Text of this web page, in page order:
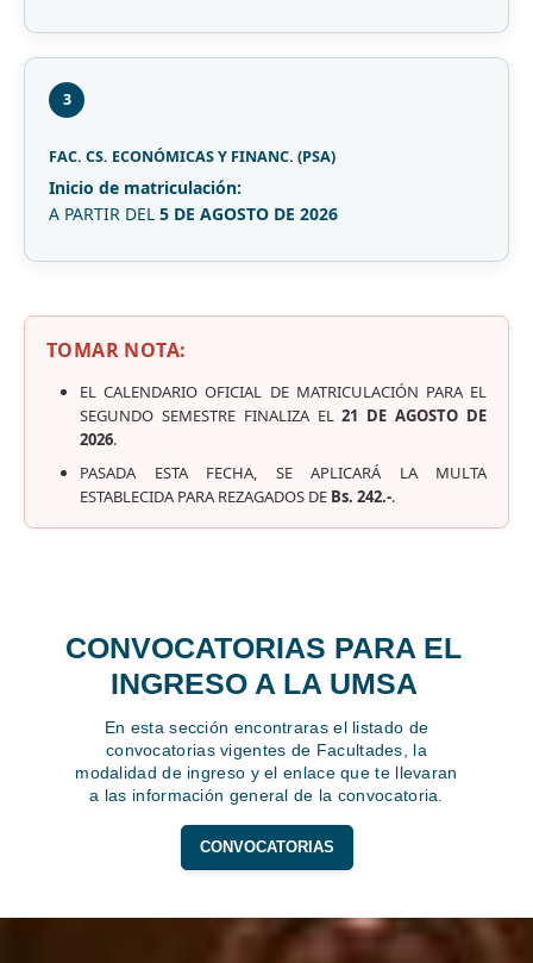
3
FAC. CS. ECONÓMICAS Y FINANC. (PSA)
Inicio de matriculación:
A PARTIR DEL 5 DE AGOSTO DE 2026
TOMAR NOTA:
EL CALENDARIO OFICIAL DE MATRICULACIÓN PARA EL
SEGUNDO SEMESTRE FINALIZA EL21 DE AGOSTO DE
2026.
PASADA ESTA FECHA, SE APLICARÁ LA MULTA
ESTABLECIDA PARA REZAGADOS DE Bs. 242.-.
CONVOCATORIAS PARA EL
INGRESO A LA UMSA
En esta sección encontraras el listado de
convocatorias vigentes de Facultades, la
modalidad de ingreso y el enlace que te llevaran
a las información general de la convocatoria.
CONVOCATORIAS